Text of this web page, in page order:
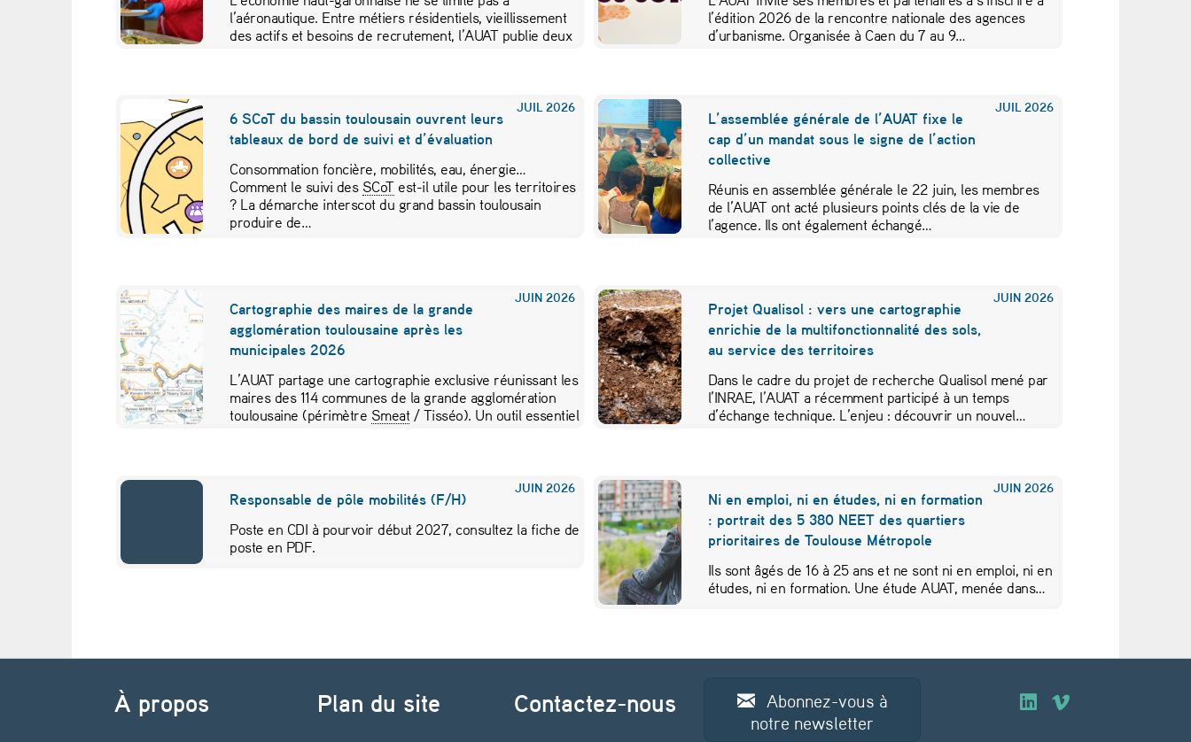
o
l
o
u
s
i
n
v
e
t
i
l
e
”
l’aéronautique. Entre métiers résidentiels, vieillissement
des actifs et besoins de recrutement, l’AUAT publie deux
l’édition 2026 de la rencontre nationale des agences
d’urbanisme. Organisée à Caen du 7 au 9…
JUIL 2026
6 SCoT du bassin toulousain ouvrent leurs
tableaux de bord de suivi et d’évaluation
Consommation foncière, mobilités, eau, énergie…
Comment le suivi des SCoT est-il utile pour les territoires
? La démarche interscot du grand bassin toulousain
produire de…
JUIL 2026
L’assemblée générale de l’AUAT fixe le
cap d’un mandat sous le signe de l’action
collective
Réunis en assemblée générale le 22 juin, les membres
de l’AUAT ont acté plusieurs points clés de la vie de
l’agence. Ils ont également échangé…
JUIN 2026
Cartographie des maires de la grande
agglomération toulousaine après les
municipales 2026
L’AUAT partage une cartographie exclusive réunissant les
maires des 114 communes de la grande agglomération
toulousaine (périmètre Smeat/ Tisséo). Un outil essentiel
JUIN 2026
Projet Qualisol : vers une cartographie
enrichie de la multifonctionnalité des sols,
au service des territoires
Dans le cadre du projet de recherche Qualisol mené par
l’INRAE, l’AUAT a récemment participé à un temps
d’échange technique. L’enjeu : découvrir un nouvel…
JUIN 2026
Responsable de pôle mobilités (F/H)
Poste en CDI à pourvoir début 2027, consultez la fiche de
poste en PDF.
JUIN 2026
Ni en emploi, ni en études, ni en formation
: portrait des 5 380 NEET des quartiers
prioritaires de Toulouse Métropole
Ils sont âgés de 16 à 25 ans et ne sont ni en emploi, ni en
études, ni en formation. Une étude AUAT, menée dans…
Navigation de l’article
À propos
Plan du site Contactez-nous
Abonnez-vous à
notre newsletter
O